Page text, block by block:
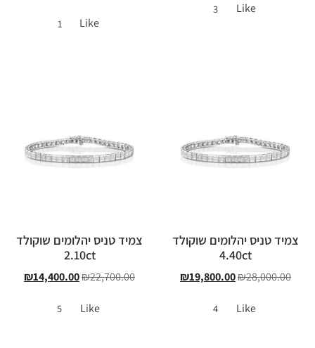
Like
3
Like
1
צמיד טניס יהלומים שוקולד
4.40ct
₪28,000.00
₪19,800.00
Like
4
צמיד טניס יהלומים שוקולד
2.10ct
₪22,700.00
₪14,400.00
Like
5